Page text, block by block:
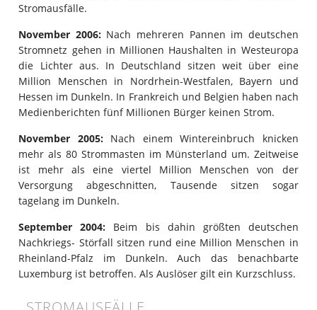
Stromausfälle.
November 2006:Nach mehreren Pannen im deutschen
Stromnetz gehen in Millionen Haushalten in Westeuropa
die Lichter aus. In Deutschland sitzen weit über eine
Million Menschen in Nordrhein-Westfalen, Bayern und
Hessen im Dunkeln. In Frankreich und Belgien haben nach
Medienberichten fünf Millionen Bürger keinen Strom.
November 2005:Nach einem Wintereinbruch knicken
mehr als 80 Strommasten im Münsterland um. Zeitweise
ist mehr als eine viertel Million Menschen von der
Versorgung abgeschnitten, Tausende sitzen sogar
tagelang im Dunkeln.
September 2004: Beim bis dahin größten deutschen
Nachkriegs- Störfall sitzen rund eine Million Menschen in
Rheinland-Pfalz im Dunkeln. Auch das benachbarte
Luxemburg ist betroffen. Als Auslöser gilt ein Kurzschluss.